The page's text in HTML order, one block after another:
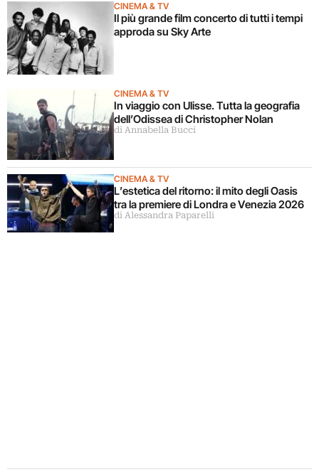
CINEMA & TV
Il più grande film concerto di tutti i tempi
approda su Sky Arte
CINEMA & TV
In viaggio con Ulisse. Tutta la geografia
dell’Odissea di Christopher Nolan
di Annabella Bucci
CINEMA & TV
L’estetica del ritorno: il mito degli Oasis
tra la premiere di Londra e Venezia 2026
di Alessandra Paparelli